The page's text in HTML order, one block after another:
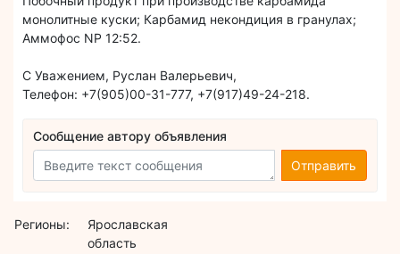
монолитные куски; Карбамид некондиция в гранулах;
Аммофос NP 12:52.
С Уважением, Руслан Валерьевич,
Телефон: +7(905)00-31-777, +7(917)49-24-218.
Сообщение автору объявления
Отправить
Регионы:
Ярославская
область